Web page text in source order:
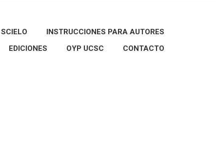
SCIELO
INSTRUCCIONES PARA AUTORES
EDICIONES
OYP UCSC CONTACTO